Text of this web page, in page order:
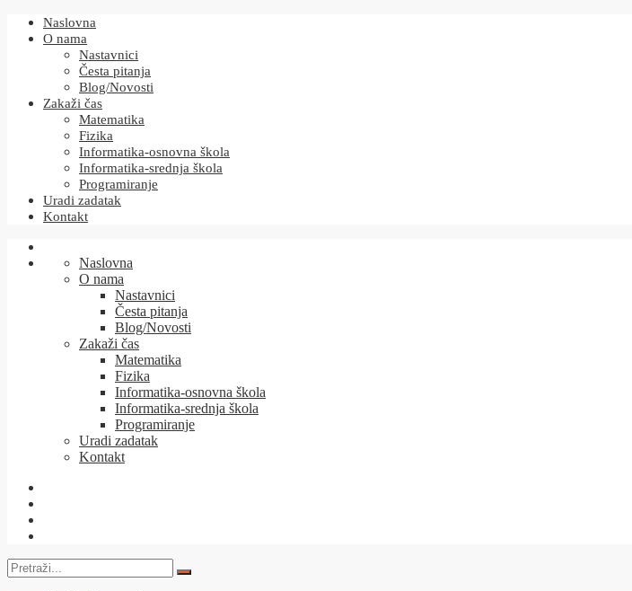
Naslovna
O nama
Nastavnici
Česta pitanja
Blog/Novosti
Zakaži čas
Matematika
Fizika
Informatika-osnovna škola
Informatika-srednja škola
Programiranje
Uradi zadatak
Kontakt
Naslovna
O nama
Nastavnici
Česta pitanja
Blog/Novosti
Zakaži čas
Matematika
Fizika
Informatika-osnovna škola
Informatika-srednja škola
Programiranje
Uradi zadatak
Kontakt
Pretraga
za: